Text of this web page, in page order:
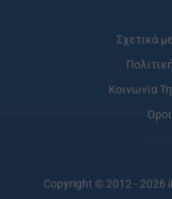
Σχετικά
Κοινωνία
Copyright © 2012 - 2026